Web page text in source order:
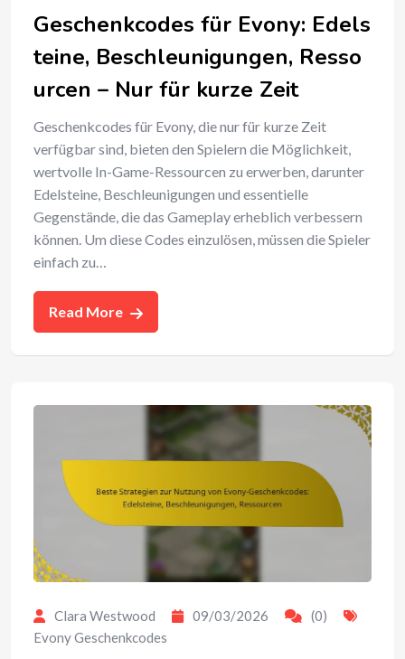
Geschenkcodes für Evony: Edels
teine, Beschleunigungen, Resso
urcen – Nur für kurze Zeit
Geschenkcodes für Evony, die nur für kurze Zeit
verfügbar sind, bieten den Spielern die Möglichkeit,
wertvolle In-Game-Ressourcen zu erwerben, darunter
Edelsteine, Beschleunigungen und essentielle
Gegenstände, die das Gameplay erheblich verbessern
können. Um diese Codes einzulösen, müssen die Spieler
einfach zu…
Read More
Clara Westwood 09/03/2026
(0)
Evony Geschenkcodes